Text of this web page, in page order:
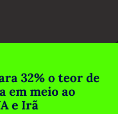
32% o teor de
em meio ao
e Irã